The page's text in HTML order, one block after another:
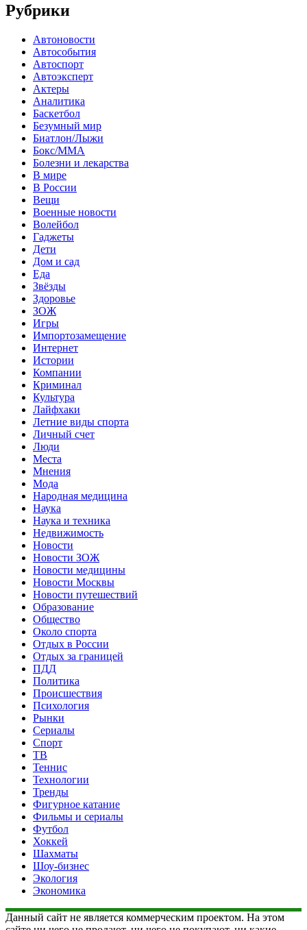
Рубрики
Автоновости
Автособытия
Автоспорт
Автоэксперт
Актеры
Аналитика
Баскетбол
Безумный мир
Биатлон/Лыжи
Бокс/MMA
Болезни и лекарства
В мире
В России
Вещи
Военные новости
Волейбол
Гаджеты
Дети
Дом и сад
Еда
Звёзды
Здоровье
ЗОЖ
Игры
Импортозамещение
Интернет
Истории
Компании
Криминал
Культура
Лайфхаки
Летние виды спорта
Личный счет
Люди
Места
Мнения
Мода
Народная медицина
Наука
Наука и техника
Недвижимость
Новости
Новости ЗОЖ
Новости медицины
Новости Москвы
Новости путешествий
Образование
Общество
Около спорта
Отдых в России
Отдых за границей
ПДД
Политика
Происшествия
Психология
Рынки
Сериалы
Спорт
ТВ
Теннис
Технологии
Тренды
Фигурное катание
Фильмы и сериалы
Футбол
Хоккей
Шахматы
Шоу-бизнес
Экология
Экономика
Данный сайт не является коммерческим проектом. На этом